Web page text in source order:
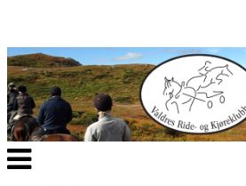
Veksle
navigasjon